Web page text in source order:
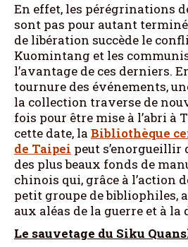
En effet, les pérégrinations
sont pas pour autant
de libération succède le
Kuomintang et les
l’avantage de ces derniers.
tournure des événements,
la collection traverse de
fois pour être mise à l’abri à
cette date, la Bibliothèque
de Taipei peut s’enorgueillir
des plus beaux fonds de
chinois qui, grâce à l’action
petit groupe de bibliophiles,
aux aléas de la guerre et à la
Le sauvetage du Siku